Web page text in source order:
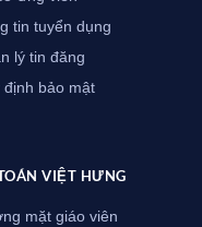
tin tuyển dụng
lý tin đăng
định bảo mật
VIỆT HƯNG
mặt giáo viên